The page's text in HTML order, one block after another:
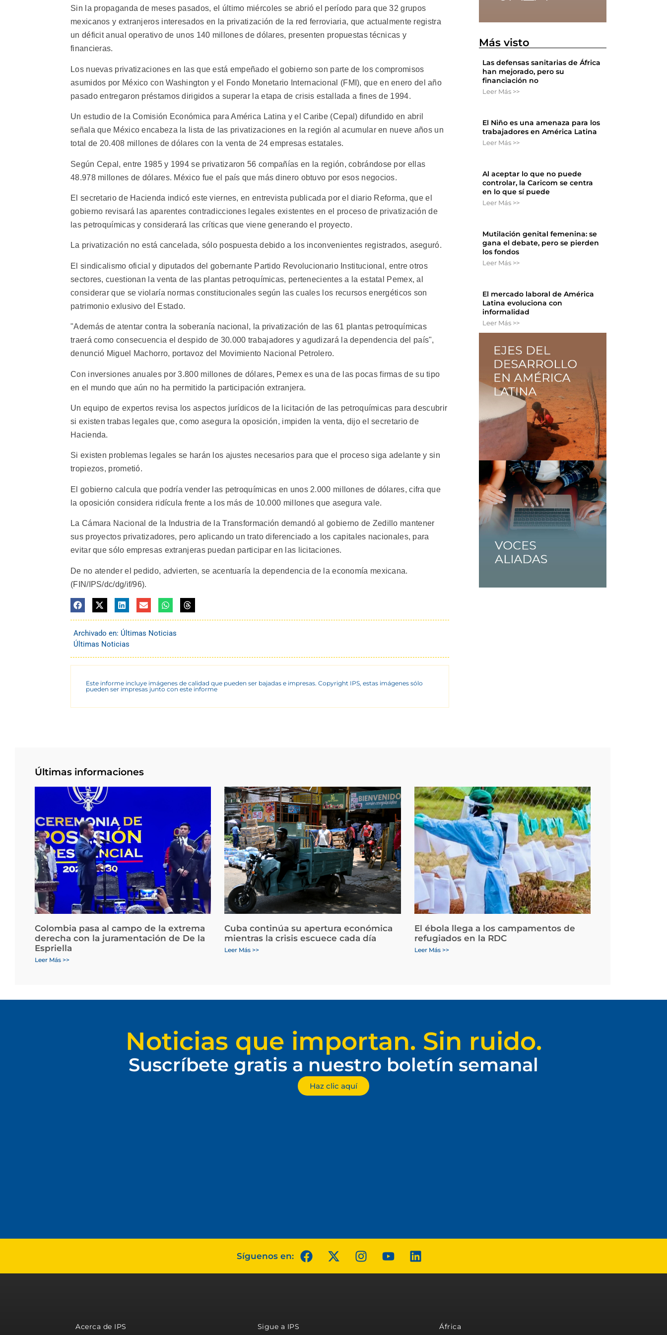
Sin la propaganda de meses pasados, el último miércoles se abrió el período para que 32 grupos
mexicanos y extranjeros interesados en la privatización de la red ferroviaria, que actualmente registra
un déficit anual operativo de unos 140 millones de dólares, presenten propuestas técnicas y
financieras.
Los nuevas privatizaciones en las que está empeñado el gobierno son parte de los compromisos
asumidos por México con Washington y el Fondo Monetario Internacional (FMI), que en enero del año
pasado entregaron préstamos dirigidos a superar la etapa de crisis estallada a fines de 1994.
Un estudio de la Comisión Económica para América Latina y el Caribe (Cepal) difundido en abril
señala que México encabeza la lista de las privatizaciones en la región al acumular en nueve años un
total de 20.408 millones de dólares con la venta de 24 empresas estatales.
Según Cepal, entre 1985 y 1994 se privatizaron 56 compañías en la región, cobrándose por ellas
48.978 millones de dólares. México fue el país que más dinero obtuvo por esos negocios.
El secretario de Hacienda indicó este viernes, en entrevista publicada por el diario Reforma, que el
gobierno revisará las aparentes contradicciones legales existentes en el proceso de privatización de
las petroquímicas y considerará las críticas que viene generando el proyecto.
La privatización no está cancelada, sólo pospuesta debido a los inconvenientes registrados, aseguró.
El sindicalismo oficial y diputados del gobernante Partido Revolucionario Institucional, entre otros
sectores, cuestionan la venta de las plantas petroquímicas, pertenecientes a la estatal Pemex, al
considerar que se violaría normas constitucionales según las cuales los recursos energéticos son
patrimonio exlusivo del Estado.
"Además de atentar contra la soberanía nacional, la privatización de las 61 plantas petroquímicas
traerá como consecuencia el despido de 30.000 trabajadores y agudizará la dependencia del país",
denunció Miguel Machorro, portavoz del Movimiento Nacional Petrolero.
Con inversiones anuales por 3.800 millones de dólares, Pemex es una de las pocas firmas de su tipo
en el mundo que aún no ha permitido la participación extranjera.
Un equipo de expertos revisa los aspectos jurídicos de la licitación de las petroquímicas para descubrir
si existen trabas legales que, como asegura la oposición, impiden la venta, dijo el secretario de
Hacienda.
Si existen problemas legales se harán los ajustes necesarios para que el proceso siga adelante y sin
tropiezos, prometió.
El gobierno calcula que podría vender las petroquímicas en unos 2.000 millones de dólares, cifra que
la oposición considera ridícula frente a los más de 10.000 millones que asegura vale.
La Cámara Nacional de la Industria de la Transformación demandó al gobierno de Zedillo mantener
sus proyectos privatizadores, pero aplicando un trato diferenciado a los capitales nacionales, para
evitar que sólo empresas extranjeras puedan participar en las licitaciones.
De no atender el pedido, advierten, se acentuaría la dependencia de la economía mexicana.
(FIN/IPS/dc/dg/if/96).
Archivado en: Últimas Noticias
Últimas Noticias
Este informe incluye imágenes de calidad que pueden ser bajadas e impresas. Copyright IPS, estas imágenes sólo
pueden ser impresas junto con este informe
Más visto
Las defensas sanitarias de África
han mejorado, pero su
financiación no
Leer Más >>
El Niño es una amenaza para los
trabajadores en América Latina
Leer Más >>
Al aceptar lo que no puede
controlar, la Caricom se centra
en lo que sí puede
Leer Más >>
Mutilación genital femenina: se
gana el debate, pero se pierden
los fondos
Leer Más >>
El mercado laboral de América
Latina evoluciona con
informalidad
Leer Más >>
Últimas informaciones
Colombia pasa al campo de la extrema
derecha con la juramentación de De la
Espriella
Leer Más >>
Cuba continúa su apertura económica
mientras la crisis escuece cada día
Leer Más >>
El ébola llega a los campamentos de
refugiados en la RDC
Leer Más >>
Noticias que importan. Sin ruido.
Suscríbete gratis a nuestro boletín semanal
Haz clic aquí
Síguenos en:
Acerca de IPS Sigue a IPS África